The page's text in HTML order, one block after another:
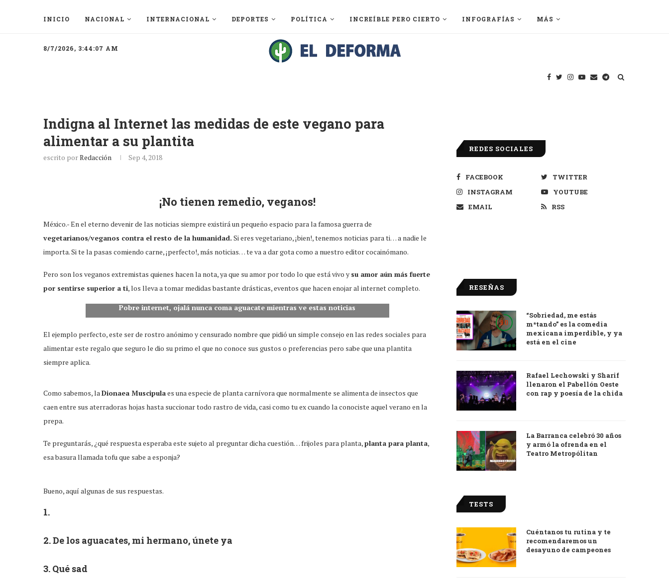
INICIO NACIONAL INTERNACIONAL DEPORTES POLÍTICA INCREÍBLE PERO CIERTO INFOGRAFÍAS MÁS
8/7/2026, 3:44:07 AM
Indigna al Internet las medidas de este vegano para
alimentar a su plantita
escrito porRedacción Sep 4, 2018
¡No tienen remedio, veganos!
México.- En el eterno devenir de las noticias siempre existirá un pequeño espacio para la famosa guerra de
vegetarianos/veganos contra el resto de la humanidad. Si eres vegetariano, ¡bien!, tenemos noticias para ti… a nadie le
importa. Si te la pasas comiendo carne, ¡perfecto!, más noticias… te va a dar gota como a nuestro editor cocainómano.
Pero son los veganos extremistas quienes hacen la nota, ya que su amor por todo lo que está vivo y su amor aún más fuerte
por sentirse superior a ti, los lleva a tomar medidas bastante drásticas, eventos que hacen enojar al internet completo.
Pobre internet, ojalá nunca coma aguacate mientras ve estas noticias
El ejemplo perfecto, este ser de rostro anónimo y censurado nombre que pidió un simple consejo en las redes sociales para
alimentar este regalo que seguro le dio su primo el que no conoce sus gustos o preferencias pero sabe que una plantita
siempre aplica.
Como sabemos, laDionaea Muscipulaes una especie de planta carnívora que normalmente se alimenta de insectos que
caen entre sus aterradoras hojas hasta succionar todo rastro de vida, casi como tu ex cuando la conociste aquel verano en la
prepa.
Te preguntarás, ¿qué respuesta esperaba este sujeto al preguntar dicha cuestión… frijoles para planta,planta para planta,
esa basura llamada tofu que sabe a esponja?
Bueno, aquí algunas de sus respuestas.
1.
2. De los aguacates, mi hermano, únete ya
3. Qué sad
REDES SOCIALES
FACEBOOK
TWITTER
INSTAGRAM
YOUTUBE
EMAIL
RSS
RESEÑAS
9.0
“Sobriedad, me estás
m*tando” es la comedia
mexicana imperdible, y ya
está en el cine
Rafael Lechowski y Sharif
llenaron el Pabellón Oeste
con rap y poesía de la chida
La Barranca celebró 30 años
y armó la ofrenda en el
Teatro Metropólitan
TESTS
Cuéntanos tu rutina y te
recomendaremos un
desayuno de campeones